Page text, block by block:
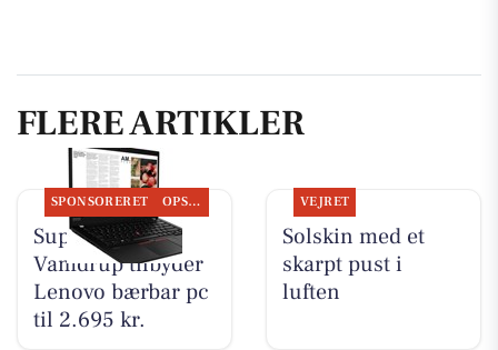
FLERE ARTIKLER
SPONSORERET OPSLAGSTAVLEN
SuperBrugsen
Vamdrup tilbyder
Lenovo bærbar pc
til 2.695 kr.
VEJRET
Solskin med et
skarpt pust i
luften